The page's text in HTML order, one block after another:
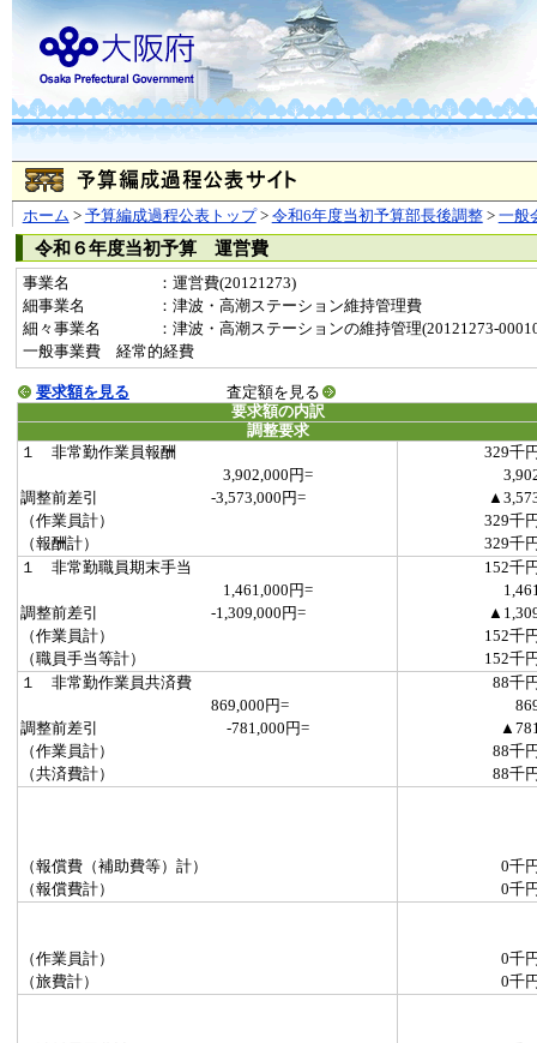
ホーム > 予算編成過程公表トップ> 令和6年度当初予算部長後調整> 一般
令和６年度当初予算 運営費
事業名
：運営費(20121273)
細事業名
：津波・高潮ステーション維持管理費
細々事業名
：津波・高潮ステーションの維持管理(20121273-
一般事業費 経常的経費
要求額を見る
査定額を見る
要求額の内訳
調整要求
１ 非常勤作業員報酬
329千
3,902,000円=
調整前差引 -3,573,000円=
（作業員計）
329千
（報酬計）
329千
１ 非常勤職員期末手当
152千
1,461,000円=
調整前差引 -1,309,000円=
（作業員計）
152千
（職員手当等計）
152千
１ 非常勤作業員共済費
88千
869,000円=
調整前差引 -781,000円=
（作業員計）
88千
（共済費計）
88千
（報償費（補助費等）計）
0千
（報償費計）
0千
（作業員計）
0千
（旅費計）
0千